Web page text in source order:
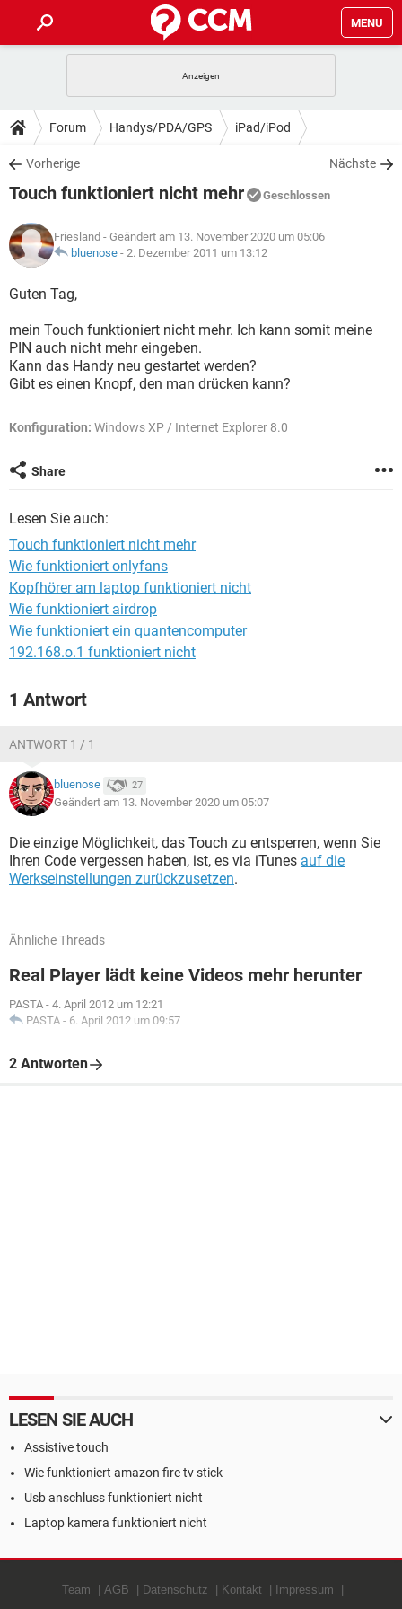
MENU
ANDROID IOS
WINDOWS 10
WHATSAPP TIKTOK
FACEBOOK
TIPPS & TRICKS
SPIELE STREAMING
WHATSAPP TIKTOK
FACEBOOK
DOWNLOADS
SPIELE STREAMING
ANDROID
WINDOWS 10 INSTAGRAM
WHATSAPP
SPIELE STREAMING
ANDROID
WINDOWS 10
WHATSAPP TIKTOK
FACEBOOK HARDWARE
LEXIKON
SPIELE
WINDOWS 10
WHATSAPP TIKTOK
Forum Handys/PDA/GPS iPad/iPod
Vorherige Nächste
Touch funktioniert nicht mehr Geschlossen
Friesland - Geändert am 13. November 2020 um 05:06
bluenose - 2. Dezember 2011 um 13:12
Guten Tag,
mein Touch funktioniert nicht mehr. Ich kann somit meine
PIN auch nicht mehr eingeben.
Kann das Handy neu gestartet werden?
Gibt es einen Knopf, den man drücken kann?
Konfiguration: Windows XP / Internet Explorer 8.0
Share
Lesen Sie auch:
Touch funktioniert nicht mehr
Wie funktioniert onlyfans
Kopfhörer am laptop funktioniert nicht
Wie funktioniert airdrop
Wie funktioniert ein quantencomputer
192.168.o.1 funktioniert nicht
1 Antwort
ANTWORT 1 / 1
bluenose 27
Geändert am 13. November 2020 um 05:07
Die einzige Möglichkeit, das Touch zu entsperren, wenn Sie
Ihren Code vergessen haben, ist, es via iTunes auf die
Werkseinstellungen zurückzusetzen.
Ähnliche Threads
Real Player lädt keine Videos mehr herunter
PASTA - 4. April 2012 um 12:21
PASTA - 6. April 2012 um 09:57
2 Antworten
LESEN SIE AUCH
Assistive touch
Wie funktioniert amazon fire tv stick
Usb anschluss funktioniert nicht
Laptop kamera funktioniert nicht
Team AGB Datenschutz Kontakt
Impressum